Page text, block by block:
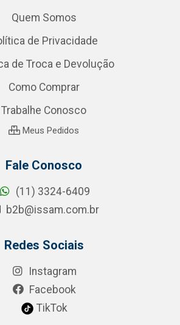
Quem Somos
de Privacidade
de Troca e Devolução
Como Comprar
Trabalhe Conosco
Meus Pedidos
Fale Conosco
(11) 3324-6409
b2b@issam.com.br
Redes Sociais
Instagram
Facebook
TikTok